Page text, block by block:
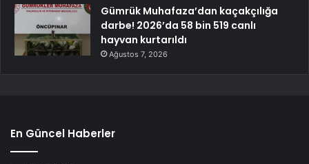
Gümrük Muhafaza’dan kaçakçılığa
darbe! 2026’da 58 bin 519 canlı
hayvan kurtarıldı
Ağustos 7, 2026
En Güncel Haberler